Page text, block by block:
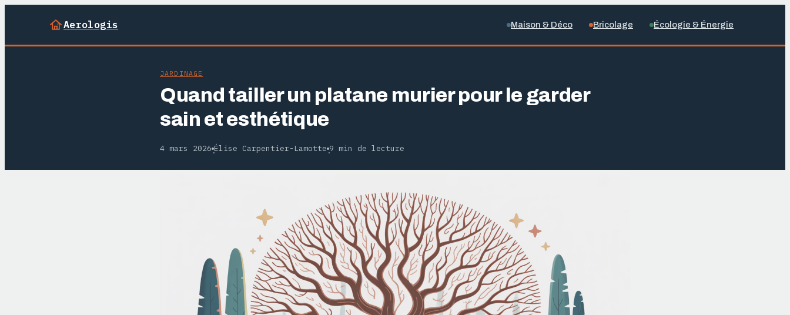
Aerologis Maison & Déco Bricolage Écologie & Énergie
JARDINAGE
Quand tailler un platane murier pour le garder
sain et esthétique
4 mars 2026·Élise Carpentier-Lamotte·9 min de lecture